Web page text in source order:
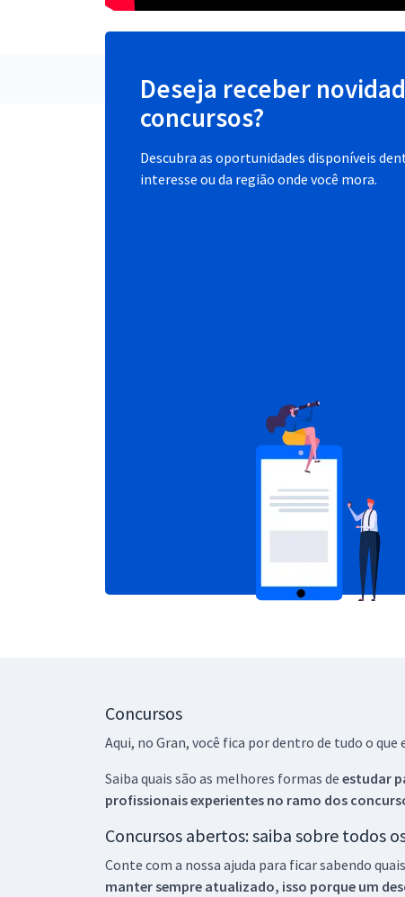
Deseja receber
concursos?
Descubra as oportunidades disponíveis
interesse ou da região onde você mora.
Concursos
Aqui, no Gran, você fica por dentro de tudo o
Saiba quais são as melhores formas de estudar
profissionais experientes no ramo dos
Concursos abertos: saiba sobre todos
Conte com a nossa ajuda para ficar sabendo
manter sempre atualizado, isso porque um